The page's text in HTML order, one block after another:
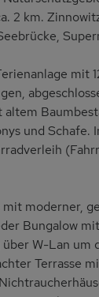
Nah
2 km.
mit
und Schafe.
moderner,
Bungalow
W-Lan um
Terrasse